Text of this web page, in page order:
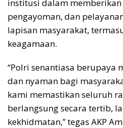
institusi dalam
pengayoman, dan
lapisan masyarakat,
keagamaan.
“Polri senantiasa berupaya
dan nyaman bagi
kami memastikan seluruh
berlangsung secara tertib,
kekhidmatan,” tegas AKP